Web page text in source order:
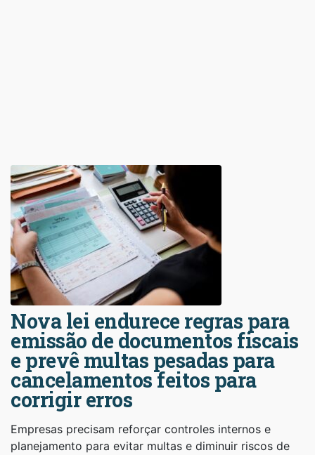
Nova lei endurece regras para
emissão de documentos fiscais
e prevê multas pesadas para
cancelamentos feitos para
corrigir erros
Empresas precisam reforçar controles internos e
planejamento para evitar multas e diminuir riscos de